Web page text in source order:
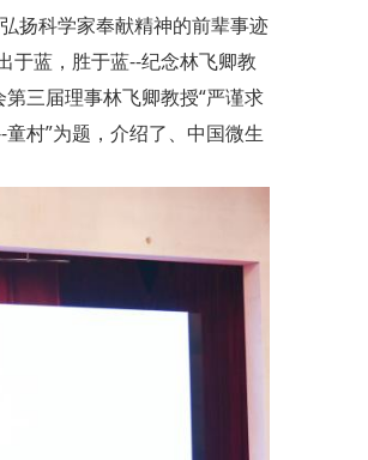
扬科学家奉献精神的前辈事迹
于蓝，胜于蓝--纪念林飞卿教
三届理事林飞卿教授“严谨求
村”为题，介绍了、中国微生